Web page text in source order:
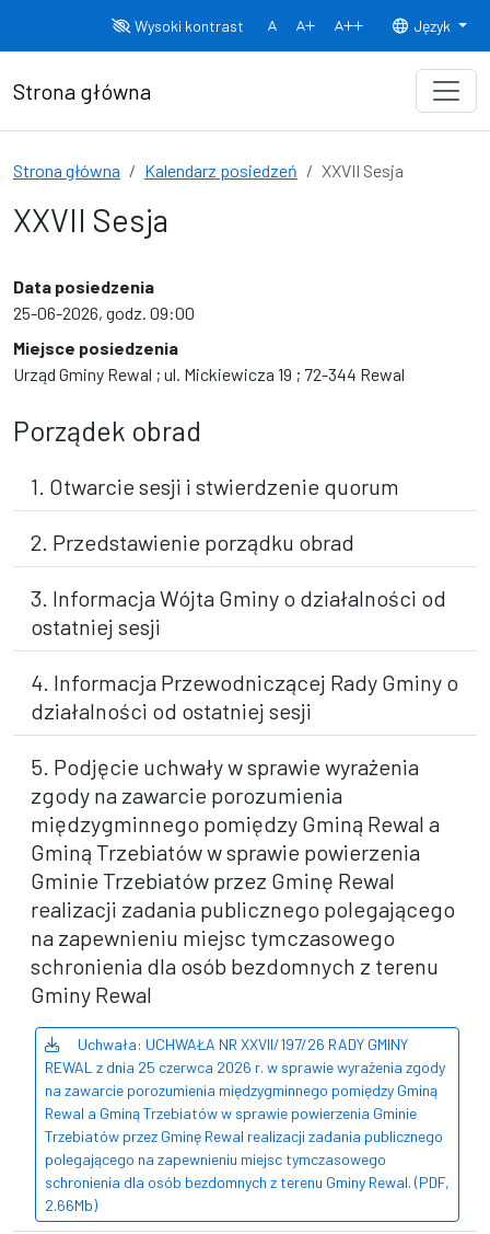
Wysoki kontrast
Normalny rozmiar czcionki
Rozmiar czcionki 150% Rozmiar
Język
Strona główna
Strona główna Kalendarz posiedzeń XXVII Sesja
XXVII Sesja
Data posiedzenia
25-06-2026, godz. 09:00
Miejsce posiedzenia
Urząd Gminy Rewal ; ul. Mickiewicza 19 ; 72-344 Rewal
Porządek obrad
1. Otwarcie sesji i stwierdzenie quorum
2. Przedstawienie porządku obrad
3. Informacja Wójta Gminy o działalności od
ostatniej sesji
4. Informacja Przewodniczącej Rady Gminy o
działalności od ostatniej sesji
5. Podjęcie uchwały w sprawie wyrażenia
zgody na zawarcie porozumienia
międzygminnego pomiędzy Gminą Rewal a
Gminą Trzebiatów w sprawie powierzenia
Gminie Trzebiatów przez Gminę Rewal
realizacji zadania publicznego polegającego
na zapewnieniu miejsc tymczasowego
schronienia dla osób bezdomnych z terenu
Gminy Rewal
Uchwała: UCHWAŁA NR XXVII/197/26 RADY GMINY
REWAL z dnia 25 czerwca 2026 r. w sprawie wyrażenia zgody
na zawarcie porozumienia międzygminnego pomiędzy Gminą
Rewal a Gminą Trzebiatów w sprawie powierzenia Gminie
Trzebiatów przez Gminę Rewal realizacji zadania publicznego
polegającego na zapewnieniu miejsc tymczasowego
schronienia dla osób bezdomnych z terenu Gminy Rewal. (PDF,
2.66Mb)